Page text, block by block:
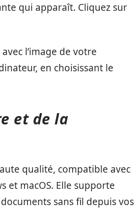
qui apparaît. Cliquez sur
l’image de votre
en choisissant le
et de la
qualité, compatible avec
et macOS. Elle supporte
sans fil depuis vos